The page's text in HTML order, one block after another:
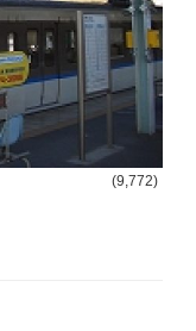
(9,772)